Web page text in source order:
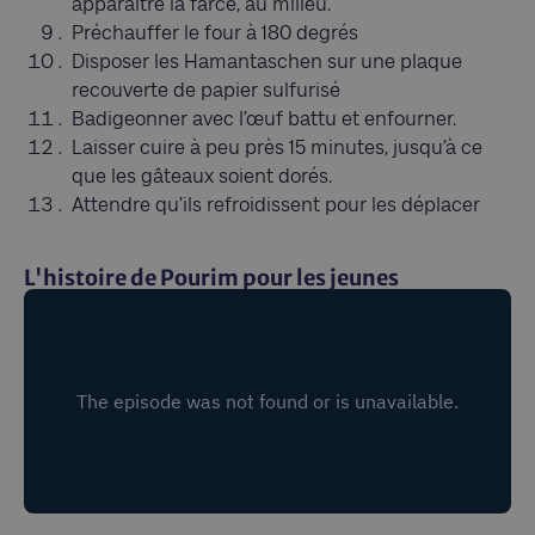
Préchauffer le four à 180 degrés
Disposer les Hamantaschen sur une plaque
recouverte de papier sulfurisé
Badigeonner avec l’œuf battu et enfourner.
Laisser cuire à peu près 15 minutes, jusqu’à ce
que les gâteaux soient dorés.
Attendre qu’ils refroidissent pour les déplacer
L'histoire de Pourim pour les jeunes